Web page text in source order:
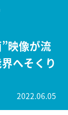
映像が流
へそくり
2022.06.05